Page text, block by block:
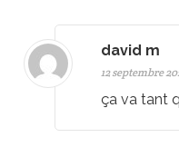
david m
12 septembre
ça va tant